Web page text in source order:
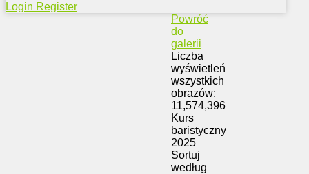
Login Register
Powróć
do
galerii
Liczba
wyświetleń
wszystkich
obrazów:
11,574,396
Kurs
baristyczny
2025
Sortuj
według